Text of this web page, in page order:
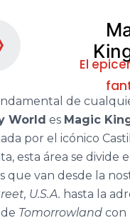
El
de
World es Magic
por el icónico
esta área se divide
que van desde la
U.S.A. hasta la
Tomorrowland con